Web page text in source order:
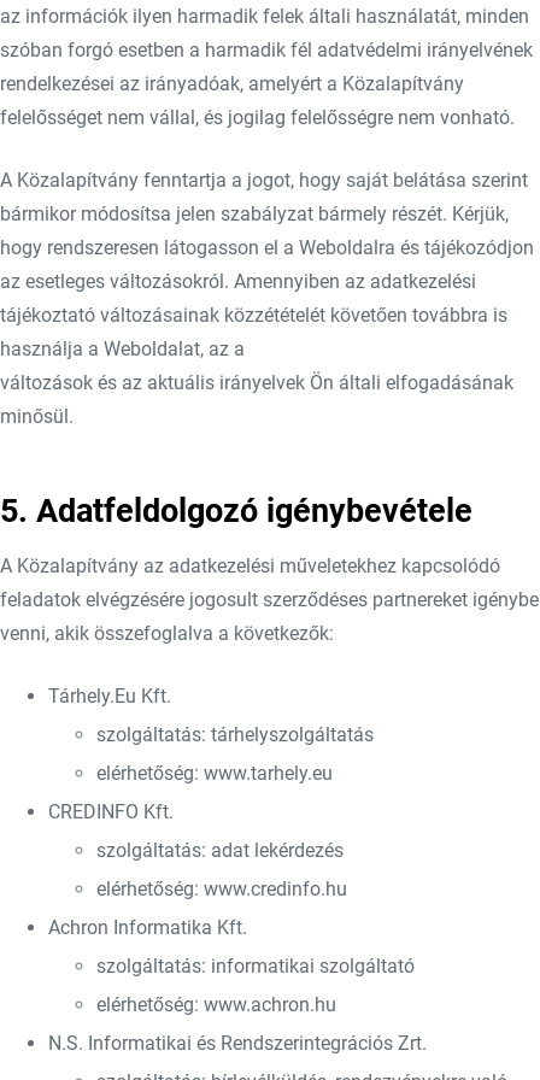
az információk ilyen harmadik felek általi használatát, minden
szóban forgó esetben a harmadik fél adatvédelmi irányelvének
rendelkezései az irányadóak, amelyért a Közalapítvány
felelősséget nem vállal, és jogilag felelősségre nem vonható.
A Közalapítvány fenntartja a jogot, hogy saját belátása szerint
bármikor módosítsa jelen szabályzat bármely részét. Kérjük,
hogy rendszeresen látogasson el a Weboldalra és tájékozódjon
az esetleges változásokról. Amennyiben az adatkezelési
tájékoztató változásainak közzétételét követően továbbra is
használja a Weboldalat, az a
változások és az aktuális irányelvek Ön általi elfogadásának
minősül.
5. Adatfeldolgozó igénybevétele
A Közalapítvány az adatkezelési műveletekhez kapcsolódó
feladatok elvégzésére jogosult szerződéses partnereket igénybe
venni, akik összefoglalva a következők:
Tárhely.Eu Kft.
szolgáltatás: tárhelyszolgáltatás
elérhetőség: www.tarhely.eu
CREDINFO Kft.
szolgáltatás: adat lekérdezés
elérhetőség: www.credinfo.hu
Achron Informatika Kft.
szolgáltatás: informatikai szolgáltató
elérhetőség: www.achron.hu
N.S. Informatikai és Rendszerintegrációs Zrt.